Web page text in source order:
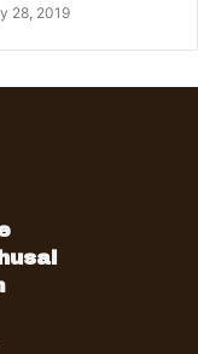
गर्दछौैँ ।
28, 2019